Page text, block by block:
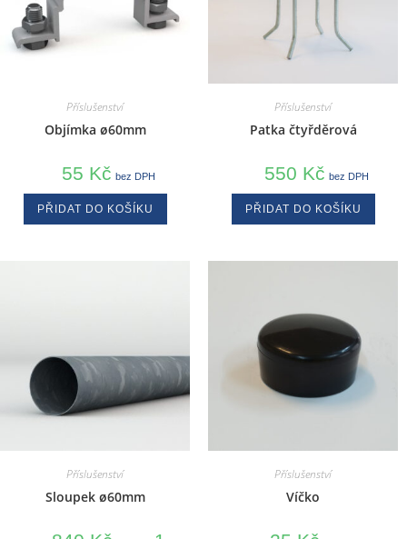
Příslušenství
Objímka ø60mm
55 Kč bez DPH
PŘIDAT DO KOŠÍKU
Příslušenství
Patka čtyřděrová
550 Kč bez DPH
PŘIDAT DO KOŠÍKU
Příslušenství
Sloupek ø60mm
Příslušenství
Víčko